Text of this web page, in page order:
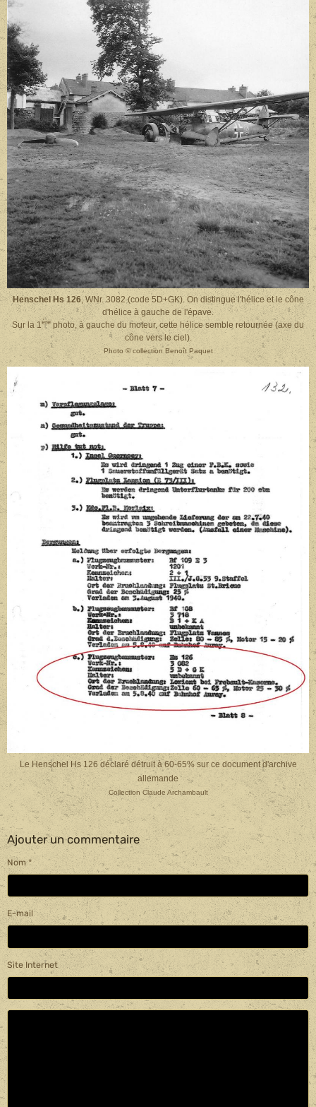
Henschel Hs 126, WNr. 3082 (code 5D+GK). On distingue l'hélice et le cône
d'hélice à gauche de l'épave.
Sur la 1èrephoto, à gauche du moteur, cette hélice semble retournée (axe du
cône vers le ciel).
Photo © collection Benoît Paquet
Le Henschel Hs 126 déclaré détruit à 60-65% sur ce document d'archive
allemande
Collection Claude Archambault
Ajouter un commentaire
Nom
E-mail
Site Internet